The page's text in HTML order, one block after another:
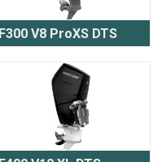
F300 V8 ProXS DTS